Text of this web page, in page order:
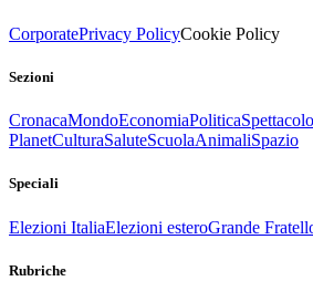
CorporatePrivacy PolicyCookie Policy
Sezioni
CronacaMondoEconomiaPoliticaSpettacolo
PlanetCulturaSaluteScuolaAnimaliSpazio
Speciali
Elezioni ItaliaElezioni esteroGrande
Rubriche